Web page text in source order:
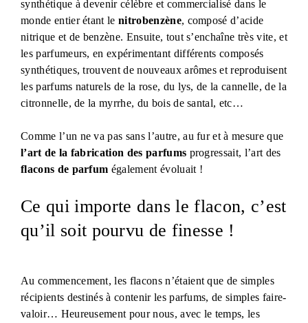
synthétique à devenir célèbre et commercialisé dans le
monde entier étant lenitrobenzène, composé d’acide
nitrique et de benzène. Ensuite, tout s’enchaîne très vite, et
les parfumeurs, en expérimentant différents composés
synthétiques, trouvent de nouveaux arômes et reproduisent
les parfums naturels de la rose, du lys, de la cannelle, de la
citronnelle, de la myrrhe, du bois de santal, etc…
Comme l’un ne va pas sans l’autre, au fur et à mesure que
l’art de la fabrication des parfums progressait, l’art des
flacons de parfum également évoluait !
Ce qui importe dans le flacon, c’est
qu’il soit pourvu de finesse !
Au commencement, les flacons n’étaient que de simples
récipients destinés à contenir les parfums, de simples faire-
valoir… Heureusement pour nous, avec le temps, les